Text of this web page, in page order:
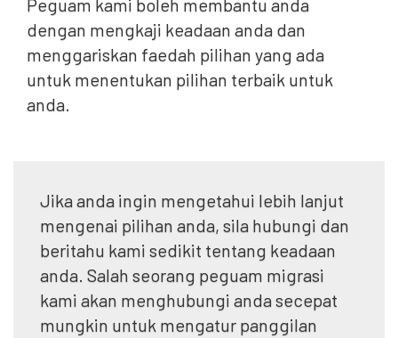
Peguam kami boleh membantu anda
dengan mengkaji keadaan anda dan
menggariskan faedah pilihan yang ada
untuk menentukan pilihan terbaik untuk
anda.
Jika anda ingin mengetahui lebih lanjut
mengenai pilihan anda, sila hubungi dan
beritahu kami sedikit tentang keadaan
anda. Salah seorang peguam migrasi
kami akan menghubungi anda secepat
mungkin untuk mengatur panggilan